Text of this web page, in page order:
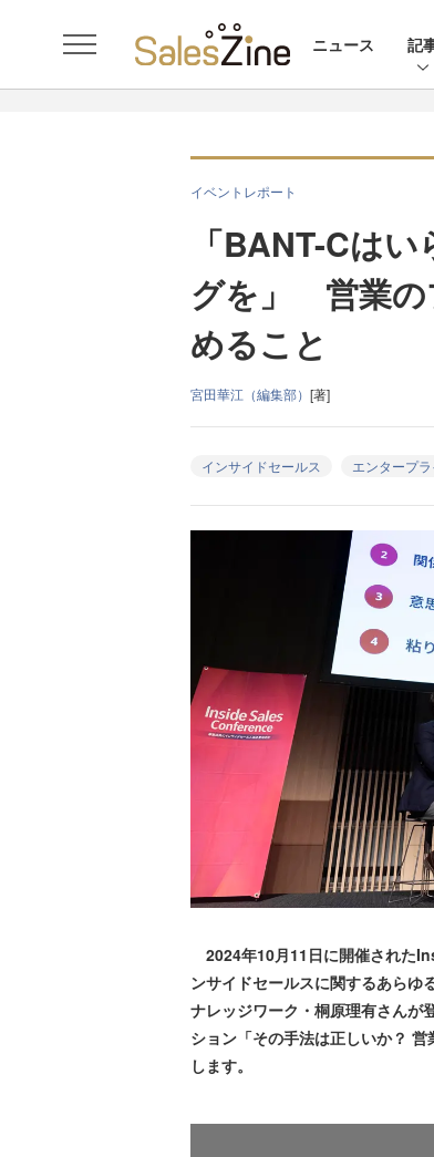
ニュース 記
イベントレポート
「BANT-Cは
グを」 営業の
めること
宮田華江（編集部） [著]
インサイドセールス エンタープ
2024年10月11日に開催された
ンサイドセールスに関するあらゆ
ナレッジワーク・桐原理有さんが
ション「その手法は正しいか？
します。